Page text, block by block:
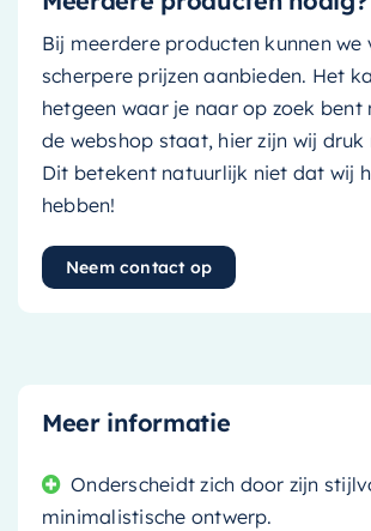
Bij meerdere producten kunnen we
scherpere prijzen aanbieden. Het
hetgeen waar je naar op zoek bent
de webshop staat, hier zijn wij druk
Dit betekent natuurlijk niet dat wij
hebben!
Neem contact op
Meer informatie
Onderscheidt zich door zijn
minimalistische ontwerp.